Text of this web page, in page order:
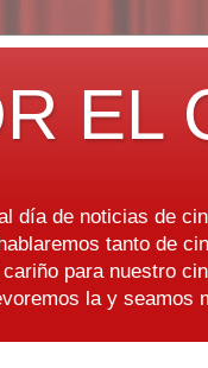
EL
día de noticias de
tanto de
para nuestro
la y seamos